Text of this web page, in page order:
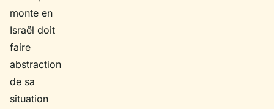
monte en
Israël doit
faire
abstraction
de sa
situation